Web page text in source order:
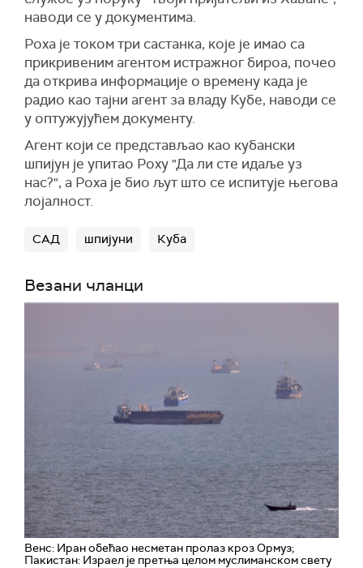
наводи се у документима.
Роха је током три састанка, које је имао са
прикривеним агентом истражног бироа, почео
да открива информације о времену када је
радио као тајни агент за владу Кубе, наводи се
у оптужујућем документу.
Агент који се представљао као кубански
шпијун је упитао Роху "Да ли сте идаље уз
нас?", а Роха је био љут што се испитује његова
лојалност.
САД шпијуни Куба
Везани чланци
Венс: Иран обећао несметан пролаз кроз Ормуз;
Пакистан: Израел је претња целом муслиманском свету